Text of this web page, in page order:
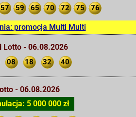
57 59 65 70 72 75 76
promocja Multi Multi
Lotto - 06.08.2026
08 18 32 40
- 06.08.2026
5 000 000 zł